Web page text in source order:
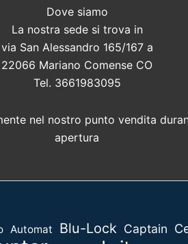
Dove siamo
La nostra sede si trova in
via San Alessandro 165/167 a
22066 Mariano Comense CO
Tel. 3661983095
nel nostro punto vendita
apertura
Automat Blu-Lock Captain